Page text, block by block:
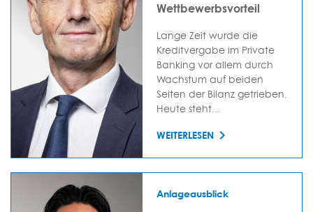
Wettbewerbsvorteil
Lange Zeit wurde die
Kreditvergabe im Private
Banking vor allem durch
Wachstum auf beiden
Seiten der Bilanz getrieben.
Heute steht...
WEITERLESEN
Anlageausblick